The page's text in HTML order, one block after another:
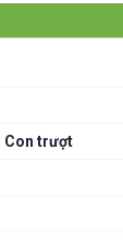
Con trượt